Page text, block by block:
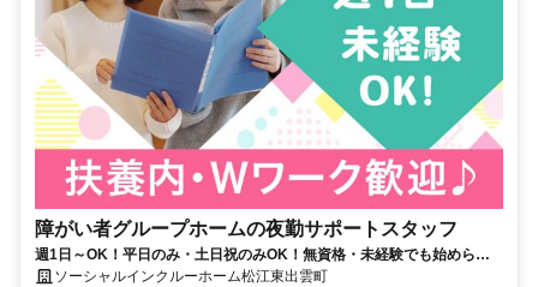
障がい者グループホームの夜勤サポートスタッフ
週1日～OK！平日のみ・土日祝のみOK！無資格・未経験でも始められ
ます。目の前の人に喜んでいただくことに、一生懸命になれる仕事で
ソーシャルインクルーホーム松江東出雲町